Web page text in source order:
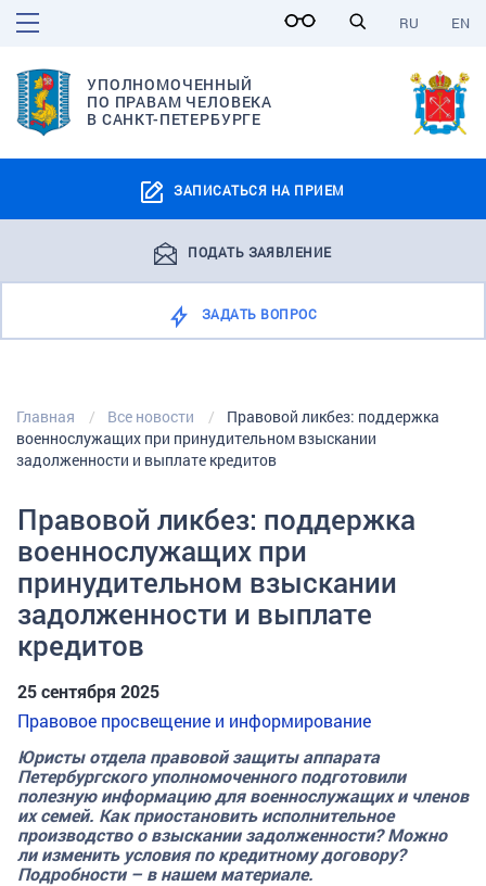
EN
RU
УПОЛНОМОЧЕННЫЙ
ПО ПРАВАМ ЧЕЛОВЕКА
В САНКТ-ПЕТЕРБУРГЕ
ЗАПИСАТЬСЯ НА ПРИЕМ
ПОДАТЬ ЗАЯВЛЕНИЕ
ЗАДАТЬ ВОПРОС
Главная Все новости
Правовой ликбез: поддержка
военнослужащих при принудительном взыскании
задолженности и выплате кредитов
Правовой ликбез: поддержка
военнослужащих при
принудительном взыскании
задолженности и выплате
кредитов
25 сентября 2025
Правовое просвещение и информирование
Юристы отдела правовой защиты аппарата
Петербургского уполномоченного подготовили
полезную информацию для военнослужащих и членов
их семей. Как приостановить исполнительное
производство о взыскании задолженности? Можно
ли изменить условия по кредитному договору?
Подробности – в нашем материале.